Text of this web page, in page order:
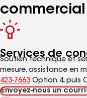
commercial
Services de
Soutien technique et
mesure, assistance en
423-7663 Option 4, puis
Envoyez-nous un